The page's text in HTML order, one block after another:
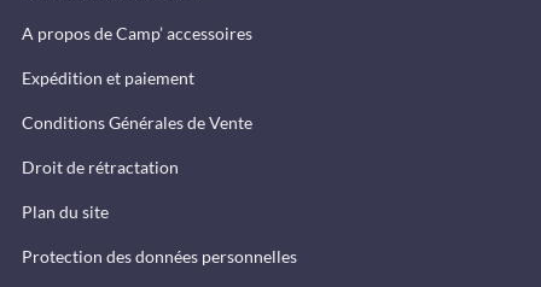
A propos de Camp’ accessoires
Expédition et paiement
Conditions Générales de Vente
Droit de rétractation
Plan du site
Protection des données personnelles